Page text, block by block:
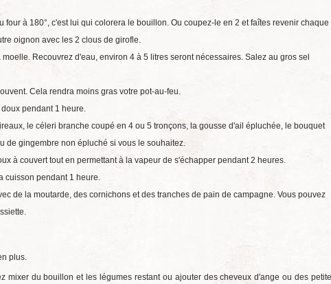
à 180°, c'est lui qui colorera le bouillon. Ou coupez-le en 2 et faîtes revenir chaque
oignon avec les 2 clous de girofle.
Recouvrez d'eau, environ 4 à 5 litres seront nécessaires. Salez au gros sel
Cela rendra moins gras votre pot-au-feu.
pendant 1 heure.
le céleri branche coupé en 4 ou 5 tronçons, la gousse d'ail épluchée, le bouquet
de gingembre non épluché si vous le souhaitez.
à couvert tout en permettant à la vapeur de s'échapper pendant 2 heures.
cuisson pendant 1 heure.
de la moutarde, des cornichons et des tranches de pain de campagne. Vous pouvez
plus.
mixer du bouillon et les légumes restant ou ajouter des cheveux d'ange ou des